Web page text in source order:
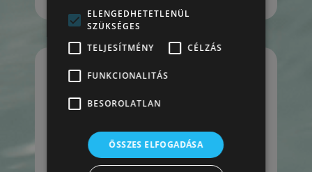
Mennyi áramot fogyaszt egy
jakuzzi?
Átlagos működés esetén, a
havonta 12-15 ezer forint plusz
áramköltséggel számolhatunk – ezt
a hatékonyságot a 4 évszak
hőszigeteléssel érjük el
ELENGEDHETETLENÜL
SZÜKSÉGES
TELJESÍTMÉNY
CÉLZÁS
FUNKCIONALITÁS
BESOROLATLAN
ÖSSZES ELFOGADÁSA